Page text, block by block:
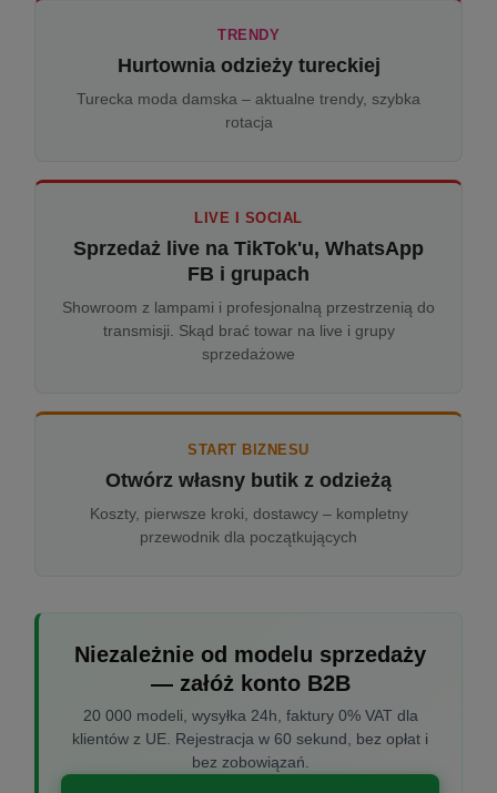
TRENDY
Hurtownia odzieży tureckiej
Turecka moda damska – aktualne trendy, szybka
rotacja
LIVE I SOCIAL
Sprzedaż live na TikTok'u, WhatsApp
FB i grupach
Showroom z lampami i profesjonalną przestrzenią do
transmisji. Skąd brać towar na live i grupy
sprzedażowe
START BIZNESU
Otwórz własny butik z odzieżą
Koszty, pierwsze kroki, dostawcy – kompletny
przewodnik dla początkujących
Niezależnie od modelu sprzedaży
— załóż konto B2B
20 000 modeli, wysyłka 24h, faktury 0% VAT dla
klientów z UE. Rejestracja w 60 sekund, bez opłat i
bez zobowiązań.